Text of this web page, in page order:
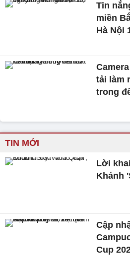
Tin
miền
Hà Nội
tải làm
trong
TIN MỚI
Lời
Khánh
Cập
Cup